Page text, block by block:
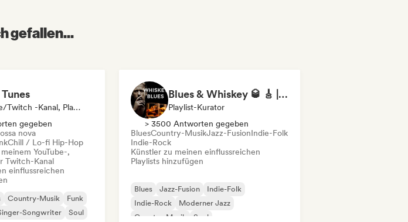
gefallen...
YouTube/Twitch -Kanal, Playlist-Kurator
gegeben
nova
Chill / Lo-fi Hip-Hop
YouTube-,
Twitch-Kanal
einflussreichen
Country-Musik
Funk
Songwriter
Soul
Blues & Whiskey 🥃 🎸 | +300k Followers
Playlist-Kurator
> 3500 Antworten gegeben
BluesCountry-MusikJazz-FusionIndie-Folk
Indie-Rock
Künstler zu meinen einflussreichen
Playlists hinzufügen
Blues Jazz-Fusion
Indie-Folk
Indie-Rock
Moderner Jazz
Country-Musik
Soul